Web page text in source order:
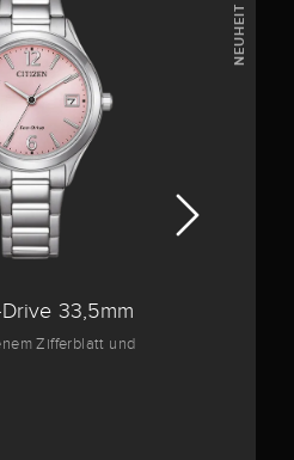
NEUHEIT
33,5mm
Zifferblatt und